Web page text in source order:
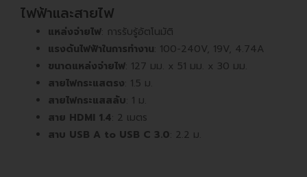
ไฟฟ้าและสายไฟ
แหล่งจ่ายไฟ: การรับรู้อัตโนมัติ
แรงดันไฟฟ้าในการทำงาน: 100-240V, 19V, 4.74A
ขนาดแหล่งจ่ายไฟ: 127 มม. x 51 มม. x 30 มม.
สายไฟกระแสตรง: 1.5 ม.
สายไฟกระแสสลับ: 1 ม.
สาย HDMI 1.4: 2 เมตร
สาบ USB A to USB C 3.0: 2.2 ม.